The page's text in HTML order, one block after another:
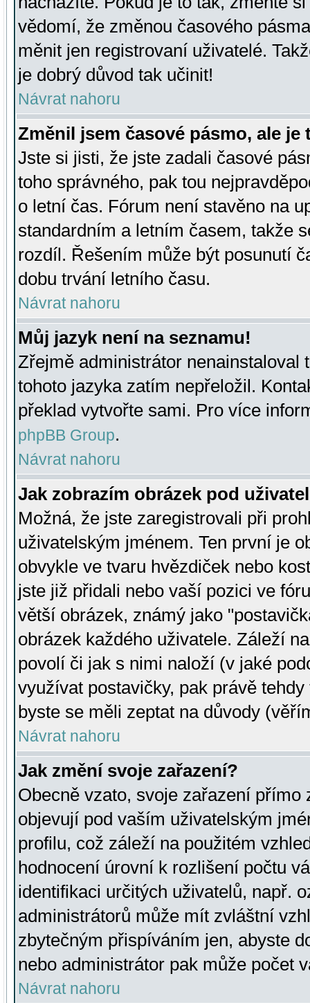
vědomí, že změnou časového
měnit jen registrovaní uživatelé.
je dobrý důvod tak učinit!
Návrat nahoru
Změnil jsem časové pásmo, ale je
Jste si jisti, že jste zadali časové
toho správného, pak tou
o letní čas. Fórum není stavěno na
standardním a letním časem, takže
rozdíl. Řešením může být posunutí
dobu trvání letního času.
Návrat nahoru
Můj jazyk není na seznamu!
Zřejmě administrátor nenainstaloval
tohoto jazyka zatím nepřeložil.
překlad vytvořte sami. Pro více
phpBB Group.
Návrat nahoru
Jak zobrazím obrázek pod
Možná, že jste zaregistrovali při
uživatelským jménem. Ten první je
obvykle ve tvaru hvězdiček nebo
jste již přidali nebo vaší pozici ve
větší obrázek, známý jako
obrázek každého uživatele. Záleží
povolí či jak s nimi naloží (v jaké
využívat postavičky, pak právě
byste se měli zeptat na důvody
Návrat nahoru
Jak změní svoje zařazení?
Obecně vzato, svoje zařazení přímo
objevují pod vaším uživatelským
profilu, což záleží na použitém
hodnocení úrovní k rozlišení počtu
identifikaci určitých uživatelů, např.
administrátorů může mít zvláštní
zbytečným přispíváním jen, abyste
nebo administrátor pak může počet
Návrat nahoru